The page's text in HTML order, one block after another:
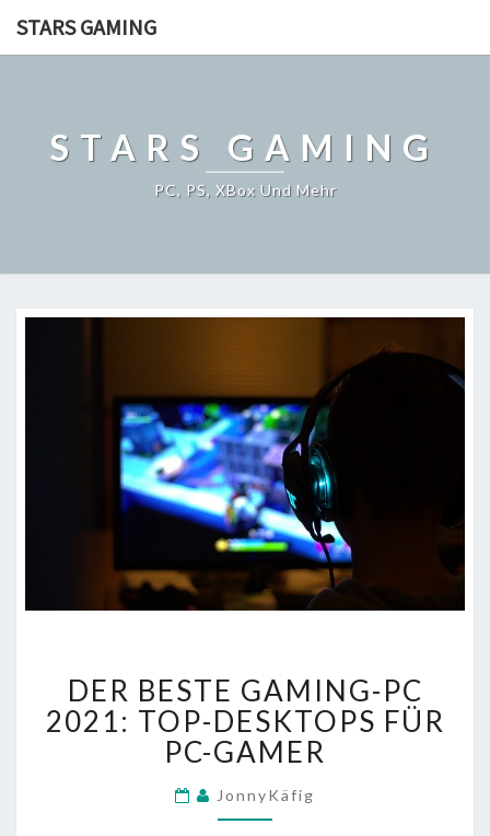
STARS GAMING
STARS GAMING
PC, PS, XBox Und Mehr
BESTE
GAMING-
PC
2021:
DESKTOPS
DER BESTE GAMING-PC
2021: TOP-DESKTOPS FÜR
PC-GAMER
JonnyKäfig